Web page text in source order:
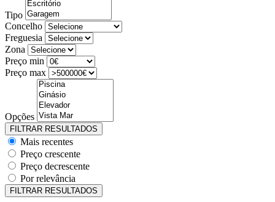
Tipo
Concelho
Freguesia
Zona
Preço min
Preço max
Opções
Mais recentes
Preço crescente
Preço decrescente
Por relevância